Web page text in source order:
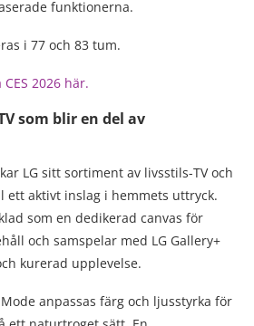
funktionerna.
i 77 och 83 tum.
CES 2026 här.
som blir en del av
LG sitt sortiment av livsstils-TV och
ett aktivt inslag i hemmets uttryck.
som en dedikerad canvas för
och samspelar med LG Gallery+
kurerad upplevelse.
anpassas färg och ljusstyrka för